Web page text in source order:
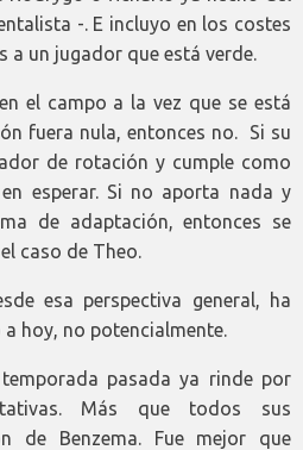
-. E incluyo en los costes
a un jugador que está verde.
el campo a la vez que se está
fuera nula, entonces no. Si su
de rotación y cumple como
esperar. Si no aporta nada y
de adaptación, entonces se
caso de Theo.
esa perspectiva general, ha
hoy, no potencialmente.
pasada ya rinde por
Más que todos sus
de Benzema. Fue mejor que